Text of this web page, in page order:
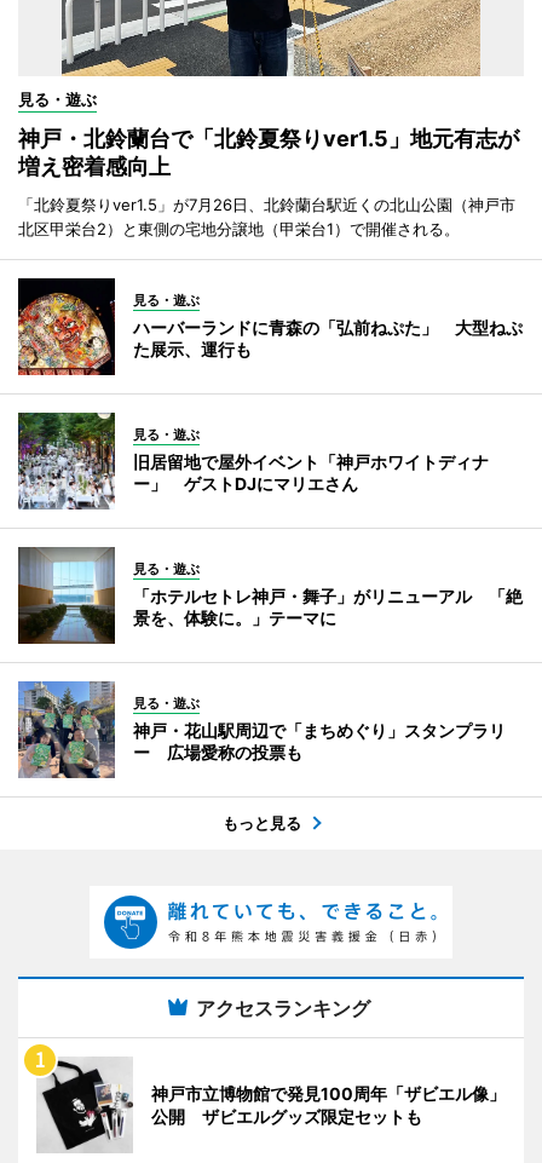
見る・遊ぶ
神戸・北鈴蘭台で「北鈴夏祭りver1.5」地元有志が
増え密着感向上
「北鈴夏祭りver1.5」が7月26日、北鈴蘭台駅近くの北山公園（神戸市
北区甲栄台2）と東側の宅地分譲地（甲栄台1）で開催される。
見る・遊ぶ
ハーバーランドに青森の「弘前ねぷた」 大型ねぷ
た展示、運行も
見る・遊ぶ
旧居留地で屋外イベント「神戸ホワイトディナ
ー」 ゲストDJにマリエさん
見る・遊ぶ
「ホテルセトレ神戸・舞子」がリニューアル 「絶
景を、体験に。」テーマに
見る・遊ぶ
神戸・花山駅周辺で「まちめぐり」スタンプラリ
ー 広場愛称の投票も
もっと見る
アクセスランキング
神戸市立博物館で発見100周年「ザビエル像」
公開 ザビエルグッズ限定セットも